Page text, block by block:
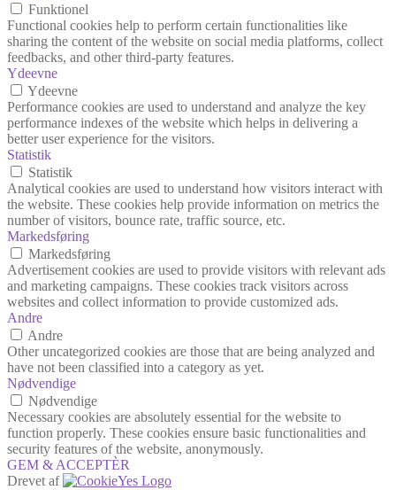
Funktionel
Functional cookies help to perform certain functionalities like
sharing the content of the website on social media platforms, collect
feedbacks, and other third-party features.
Ydeevne
Ydeevne
Performance cookies are used to understand and analyze the key
performance indexes of the website which helps in delivering a
better user experience for the visitors.
Statistik
Statistik
Analytical cookies are used to understand how visitors interact with
the website. These cookies help provide information on metrics the
number of visitors, bounce rate, traffic source, etc.
Markedsføring
Markedsføring
Advertisement cookies are used to provide visitors with relevant ads
and marketing campaigns. These cookies track visitors across
websites and collect information to provide customized ads.
Andre
Andre
Other uncategorized cookies are those that are being analyzed and
have not been classified into a category as yet.
Nødvendige
Nødvendige
Necessary cookies are absolutely essential for the website to
function properly. These cookies ensure basic functionalities and
security features of the website, anonymously.
GEM & ACCEPTÈR
Drevet af